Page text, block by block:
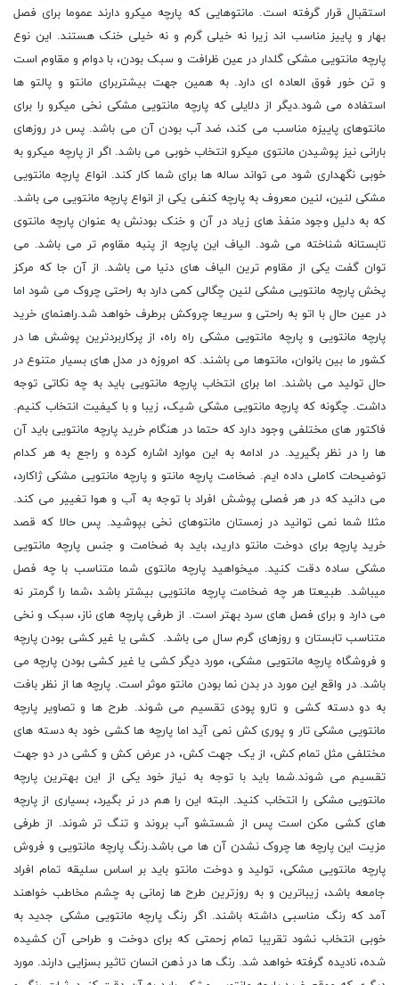
استقبال قرار گرفته است. مانتوهایی که پارچه میکرو دارند عموما برای فصل
بهار و پاییز مناسب اند زیرا نه خیلی گرم و نه خیلی خنک هستند. این نوع
پارچه مانتویی مشکی گلدار در عین ظرافت و سبک بودن، با دوام و مقاوم است
و تن خور فوق العاده ای دارد. به همین جهت بیشتربرای مانتو و پالتو ها
استفاده می شود.دیگر از دلایلی که پارچه مانتویی مشکی نخی میکرو را برای
مانتوهای پاییزه مناسب می کند، ضد آب بودن آن می باشد. پس در روزهای
بارانی نیز پوشیدن مانتوی میکرو انتخاب خوبی می باشد. اگر از پارچه میکرو به
خوبی نگهداری شود می تواند ساله ها برای شما کار کند. انواع پارچه مانتویی
مشکی لنین، لنین معروف به پارچه کنفی یکی از انواع پارچه مانتویی می باشد.
که به دلیل وجود منفذ های زیاد در آن و خنک بودنش به عنوان پارچه مانتوی
تابستانه شناخته می شود. الیاف این پارچه از پنبه مقاوم تر می باشد. می
توان گفت یکی از مقاوم ترین الیاف های دنیا می باشد. از آن جا که مرکز
پخش پارچه مانتویی مشکی لنین چگالی کمی دارد به راحتی چروک می شود اما
در عین حال با اتو به راحتی و سریعا چروکش برطرف خواهد شد.راهنمای خرید
پارچه مانتویی و پارچه مانتویی مشکی راه راه، از پرکاربردترین پوشش ها در
کشور ما بین بانوان، مانتوها می باشند. که امروزه در مدل های بسیار متنوع در
حال تولید می باشند. اما برای انتخاب پارچه مانتویی باید به چه نکاتی توجه
داشت. چگونه که پارچه مانتویی مشکی شیک، زیبا و با کیفیت انتخاب کنیم.
فاکتور های مختلفی وجود دارد که حتما در هنگام خرید پارچه مانتویی باید آن
ها را در نظر بگیرید. در ادامه به این موارد اشاره کرده و راجع به هر کدام
توضیحات کاملی داده ایم. ضخامت پارچه مانتو و پارچه مانتویی مشکی ژاکارد،
می دانید که در هر فصلی پوشش افراد با توجه به آب و هوا تغییر می کند.
مثلا شما نمی توانید در زمستان مانتوهای نخی بپوشید. پس حالا که قصد
خرید پارچه برای دوخت مانتو دارید، باید به ضخامت و جنس پارچه مانتویی
مشکی ساده دقت کنید. میخواهید پارچه مانتوی شما متناسب با چه فصل
میباشد. طبیعتا هر چه ضخامت پارچه مانتویی بیشتر باشد ،شما را گرمتر نه
می دارد و برای فصل های سرد بهتر است. از طرفی پارچه های ناز، سبک و نخی
متناسب تابستان و روزهای گرم سال می باشد. کشی یا غیر کشی بودن پارچه
و فروشگاه پارچه مانتویی مشکی، مورد دیگر کشی یا غیر کشی بودن پارچه می
باشد. در واقع این مورد در بدن نما بودن مانتو موثر است. پارچه ها از نظر بافت
به دو دسته کشی و تارو پودی تقسیم می شوند. طرح ها و تصاویر پارچه
مانتویی مشکی تار و پوری کش نمی آید اما پارچه ها کشی خود به دسته های
مختلفی مثل تمام کش، از یک جهت کش، در عرض کش و کشی در دو جهت
تقسیم می شوند.شما باید با توجه به نیاز خود یکی از این بهترین پارچه
مانتویی مشکی را انتخاب کنید. البته این را هم در نر بگیرد، بسیاری از پارچه
های کشی مکن است پس از شستشو آب بروند و تنگ تر شوند. از طرفی
مزیت این پارچه ها چروک نشدن آن ها می باشد.رنگ پارچه مانتویی و فروش
پارچه مانتویی مشکی، تولید و دوخت مانتو باید بر اساس سلیقه تمام افراد
جامعه باشد، زیباترین و به روزترین طرح ها زمانی به چشم مخاطب خواهند
آمد که رنگ مناسبی داشته باشند. اگر رنگ پارچه مانتویی مشکی جدید به
خوبی انتخاب نشود تقریبا تمام زحمتی که برای دوخت و طراحی آن کشیده
شده، نادیده گرفته خواهد شد. رنگ ها در ذهن انسان تاثیر بسزایی دارند. مورد